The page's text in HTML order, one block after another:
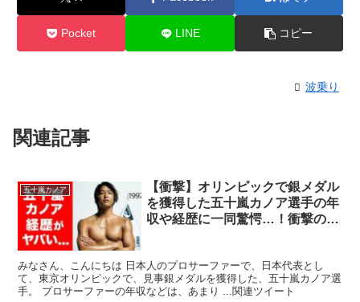
Pocket LINE コピー
波乗り
関連記事
五十嵐カノア
【衝撃】オリンピックで銀メダル
を獲得した五十嵐カノア選手の年
収や経歴に一同驚愕…！衝撃の金
みなさん、こんにちは 日本人のプロサーファーで、日本代表とし
て、東京オリンピックで、見事銀メダルを獲得した、五十嵐カノア選
手。 プロサーファーの年収などは、あまり ...関連ツイート